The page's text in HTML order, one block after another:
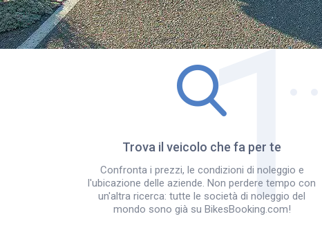
Trova il veicolo che fa per te
Confronta i prezzi, le condizioni di noleggio e
l'ubicazione delle aziende. Non perdere tempo con
un'altra ricerca: tutte le società di noleggio del
mondo sono già su BikesBooking.com!